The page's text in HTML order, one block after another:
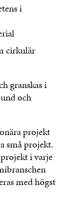
i
cirkulär
granskas i
och
projekt
små projekt.
i varje
med högst